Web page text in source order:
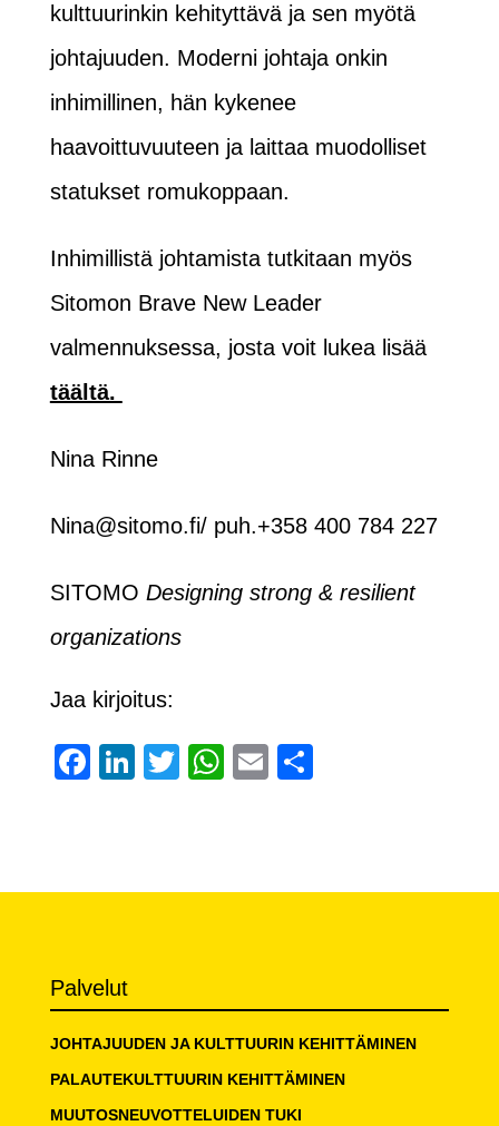
kulttuurinkin kehityttävä ja sen myötä
johtajuuden. Moderni johtaja onkin
inhimillinen, hän kykenee
haavoittuvuuteen ja laittaa muodolliset
statukset romukoppaan.
Inhimillistä johtamista tutkitaan myös
Sitomon Brave New Leader
valmennuksessa, josta voit lukea lisää
täältä.
Nina Rinne
Nina@sitomo.fi/ puh.+358 400 784 227
SITOMO Designing strong & resilient
organizations
Jaa kirjoitus:
Facebook
LinkedIn
Twitter
WhatsApp
Email
Palvelut
JOHTAJUUDEN JA KULTTUURIN KEHITTÄMINEN
PALAUTEKULTTUURIN KEHITTÄMINEN
MUUTOSNEUVOTTELUIDEN TUKI